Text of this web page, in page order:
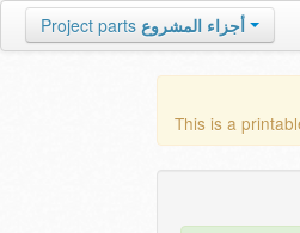
Project parts أجزاء المشروع
This is a